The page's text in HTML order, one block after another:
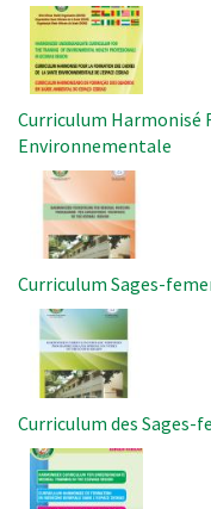
Image
Curriculum Harmonisé
Environnementale
Image
Curriculum Sages-
Image
Curriculum des Sages-
Image